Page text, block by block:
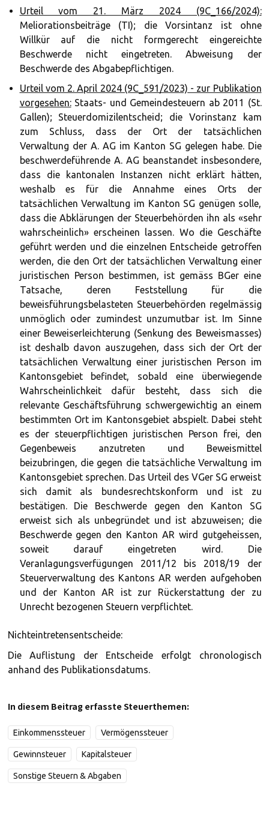
Urteil vom 21. März 2024 (9C_166/2024):
Meliorationsbeiträge (TI); die Vorsintanz ist ohne
Willkür auf die nicht formgerecht eingereichte
Beschwerde nicht eingetreten. Abweisung der
Beschwerde des Abgabepflichtigen.
Urteil vom 2. April 2024 (9C_591/2023) - zur Publikation
vorgesehen: Staats- und Gemeindesteuern ab 2011 (St.
Gallen); Steuerdomizilentscheid; die Vorinstanz kam
zum Schluss, dass der Ort der tatsächlichen
Verwaltung der A. AG im Kanton SG gelegen habe. Die
beschwerdeführende A. AG beanstandet insbesondere,
dass die kantonalen Instanzen nicht erklärt hätten,
weshalb es für die Annahme eines Orts der
tatsächlichen Verwaltung im Kanton SG genügen solle,
dass die Abklärungen der Steuerbehörden ihn als «sehr
wahrscheinlich» erscheinen lassen. Wo die Geschäfte
geführt werden und die einzelnen Entscheide getroffen
werden, die den Ort der tatsächlichen Verwaltung einer
juristischen Person bestimmen, ist gemäss BGer eine
Tatsache, deren Feststellung für die
beweisführungsbelasteten Steuerbehörden regelmässig
unmöglich oder zumindest unzumutbar ist. Im Sinne
einer Beweiserleichterung (Senkung des Beweismasses)
ist deshalb davon auszugehen, dass sich der Ort der
tatsächlichen Verwaltung einer juristischen Person im
Kantonsgebiet befindet, sobald eine überwiegende
Wahrscheinlichkeit dafür besteht, dass sich die
relevante Geschäftsführung schwergewichtig an einem
bestimmten Ort im Kantonsgebiet abspielt. Dabei steht
es der steuerpflichtigen juristischen Person frei, den
Gegenbeweis anzutreten und Beweismittel
beizubringen, die gegen die tatsächliche Verwaltung im
Kantonsgebiet sprechen. Das Urteil des VGer SG erweist
sich damit als bundesrechtskonform und ist zu
bestätigen. Die Beschwerde gegen den Kanton SG
erweist sich als unbegründet und ist abzuweisen; die
Beschwerde gegen den Kanton AR wird gutgeheissen,
soweit darauf eingetreten wird. Die
Veranlagungsverfügungen 2011/12 bis 2018/19 der
Steuerverwaltung des Kantons AR werden aufgehoben
und der Kanton AR ist zur Rückerstattung der zu
Unrecht bezogenen Steuern verpflichtet.
Nichteintretensentscheide:
Die Auflistung der Entscheide erfolgt chronologisch
anhand des Publikationsdatums.
In diesem Beitrag erfasste Steuerthemen:
Einkommenssteuer Vermögenssteuer
Gewinnsteuer Kapitalsteuer
Sonstige Steuern & Abgaben